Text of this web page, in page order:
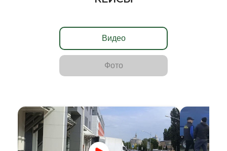
Видео
Фото